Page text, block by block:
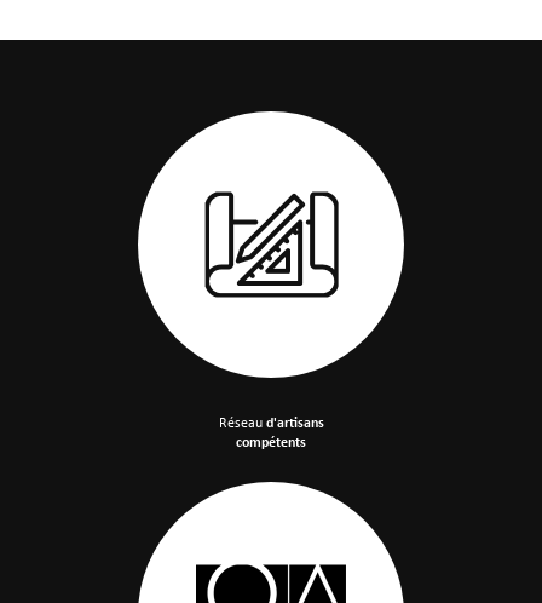
Réseaud'artisans
compétents